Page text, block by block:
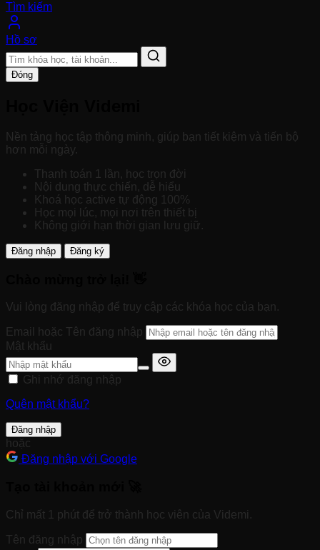
Tìm kiếm
Hồ sơ
Đóng
Nền tảng học tập thông minh, giúp bạn tiết kiệm và tiến bộ
hơn mỗi ngày.
Thanh toán 1 lần, học trọn đời
Nội dung thực chiến, dễ hiểu
Khoá học active tự động 100%
Học mọi lúc, mọi nơi trên thiết bị
Không giới hạn thời gian lưu giữ.
Đăng nhập Đăng ký
Vui lòng đăng nhập để truy cập các khóa học của bạn.
Email hoặc Tên đăng nhập
Mật khẩu
Ghi nhớ đăng nhập
Quên mật khẩu?
Đăng nhập
hoặc
Đăng nhập với Google
Chỉ mất 1 phút để trở thành học viên của Videmi.
Tên đăng nhập